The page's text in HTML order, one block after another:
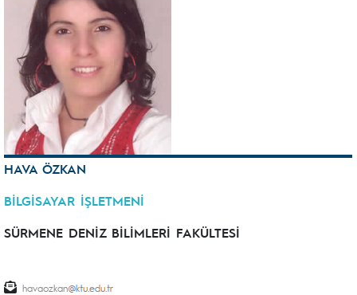
HAVA ÖZKAN
BİLGİSAYAR İŞLETMENİ
SÜRMENE DENİZ BİLİMLERİ FAKÜLTESİ
havaozkan